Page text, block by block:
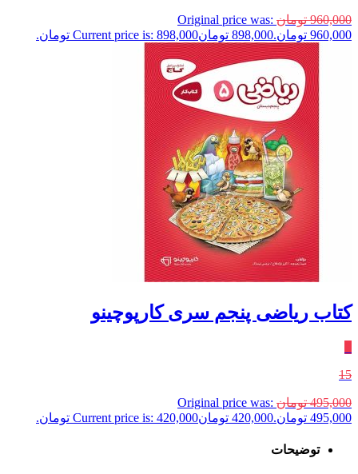
960,000 تومان Original price was:
960,000 تومان.
898,000 تومانCurrent price is: 898,000 تومان.
کتاب ریاضی پنجم سری کارپوچینو
15
495,000 تومان Original price was:
495,000 تومان.
420,000 تومانCurrent price is: 420,000 تومان.
توضیحات